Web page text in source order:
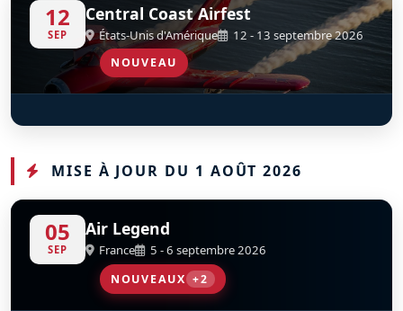
12
SEP
Central Coast Airfest
États-Unis d'Amérique 12 - 13 septembre 2026
NOUVEAU
D
T33 Ace Maker II
MISE À JOUR DU 1 AOÛT 2026
05
SEP
Air Legend
France 5 - 6 septembre 2026
NOUVEAUX +2